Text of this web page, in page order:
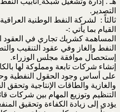
التصدير.
ثالثاً : لشركة النفط الوطنية
القيام بما يأتي :-
المساهمة كشريك تجاري في العقود
النفط والغاز وفي عقود التنقيب
إستحصال موافقة مجلس الوزراء.
إنشاء شركات تابعة ومملوكة لها
على أساس وجود الحقول النفطية
والغازية والطاقات الإنتاجية وتحقق
التنظيم وتوزيع المهام بين شركات
يؤدي إلى زيادة الكفاءة وتحقيق